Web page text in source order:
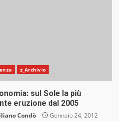
z_Archivio
sul Sole la più
eruzione dal 2005
Condò Gennaio 24, 2012